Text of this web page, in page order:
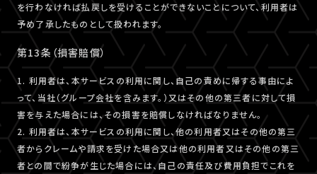
を行わなければ払戻しを受けることができないことについて、利用者は
予め了承したものとして扱われます。
第13条（損害賠償）
1. 利用者は、本サービスの利用に関し、自己の責めに帰する事由によ
って、当社（グループ会社を含みます。）又はその他の第三者に対して損
害を与えた場合には、その損害を賠償しなければなりません。
2. 利用者は、本サービスの利用に関し、他の利用者又はその他の第三
者からクレームや請求を受けた場合又は他の利用者又はその他の第三
者との間で紛争が生じた場合には、自己の責任及び費用負担でこれを